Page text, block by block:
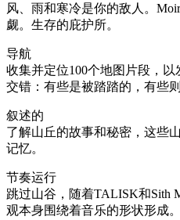
风、雨和寒冷是你的敌人。
觑。生存的庇护所。
导航
收集并定位100个地图片段，
交错：有些是被踏踏的，有些
叙述的
了解山丘的故事和秘密，这些
记忆。
节奏运行
跳过山谷，随着TALISK和Sith
观本身围绕着音乐的形状形成。